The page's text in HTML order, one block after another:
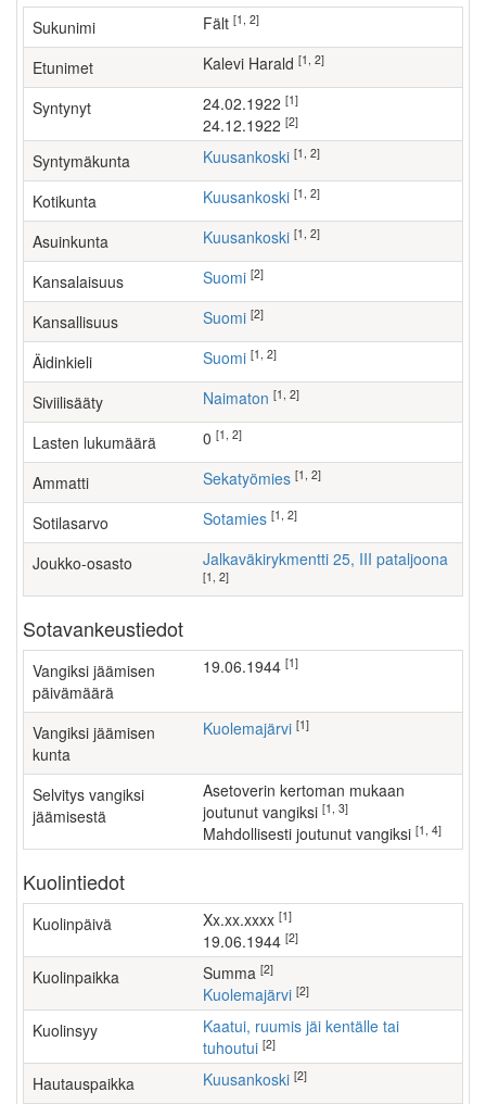
Sukunimi Fält [1, 2]
Etunimet Kalevi Harald [1, 2]
Syntynyt 24.02.1922 [1]
24.12.1922 [2]
Syntymäkunta Kuusankoski [1, 2]
Kotikunta Kuusankoski [1, 2]
Asuinkunta Kuusankoski [1, 2]
Kansalaisuus Suomi [2]
Kansallisuus Suomi [2]
Äidinkieli Suomi [1, 2]
Siviilisääty Naimaton [1, 2]
Lasten lukumäärä [1, 2]
Ammatti sekatyömies [1, 2]
Sotilasarvo Sotamies [1, 2]
Joukko-osasto Jalkaväkirykmentti 25, III pataljoona
[1, 2]
Sotavankeustiedot
Vangiksi jäämisen
päivämäärä
19.06.1944 [1]
Vangiksi jäämisen
kunta
Kuolemajärvi [1]
Selvitys vangiksi
jäämisestä
asetoverin kertoman mukaan
joutunut vangiksi [1, 3]
mahdollisesti joutunut vangiksi [1, 4]
Kuolintiedot
Kuolinpäivä xx.xx.xxxx [1]
19.06.1944 [2]
Kuolinpaikka Summa [2]
Kuolemajärvi [2]
Kuolinsyy
Kaatui, ruumis jäi kentälle tai
tuhoutui [2]
Hautauspaikka Kuusankoski [2]